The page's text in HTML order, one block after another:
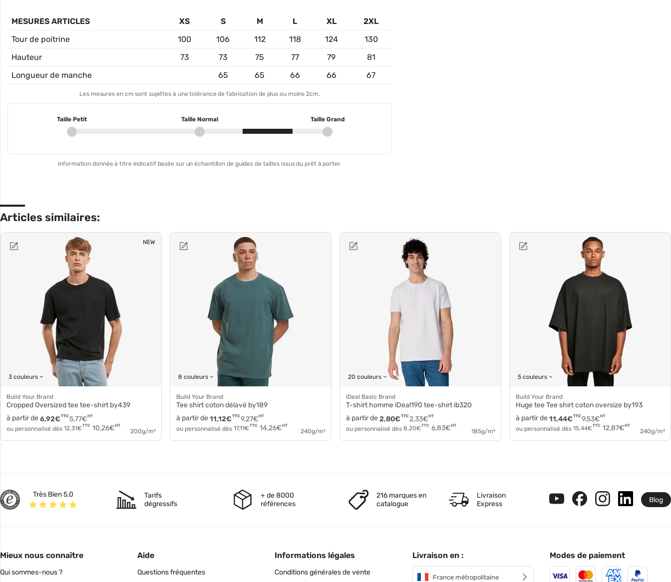
MESURES ARTICLES XS S M L XL
2XL
Tour de poitrine
100 106 112 118 124
130
Hauteur
73 73 75 77 79
81
Longueur de manche
65 65 66 66 67
Les mesures en cm sont sujettes à une tolérance de fabrication de plus ou moins 2cm.
Taille Petit Taille Normal Taille Grand
Information donnée à titre indicatif basée sur un échantillon de guides de tailles issus du prêt à porter.
Articles similaires:
NEW
3 couleurs
Build Your Brand
Cropped Oversized tee tee-shirt by439
à partir de
5,77€HT
6,92€ TTC
ou personnalisé dès 12,31€ TTC 10,26€HT
200g/m²
8 couleurs
Build Your Brand
Tee shirt coton délavé by189
à partir de
9,27€HT
11,12€ TTC
ou personnalisé dès 17,11€ TTC 14,26€HT
240g/m²
20 couleurs
iDeal Basic Brand
T-shirt homme iDeal190 tee-shirt ib320
à partir de
2,33€HT
2,80€ TTC
ou personnalisé dès 8,20€ TTC 6,83€HT
185g/m²
5 couleurs
Build Your Brand
Huge tee Tee shirt coton oversize by193
à partir de
9,53€HT
11,44€ TTC
ou personnalisé dès 15,44€ TTC 12,87€HT
240g/m²
Très Bien 5,0
Tarifs
dégressifs
+ de 8000
références
216 marques en
catalogue
Livraison
Express
Blog
Mieux nous connaître
Qui sommes-nous ?
Aide
Questions fréquentes
Informations légales
Conditions générales de vente
Livraison en :
France métropolitaine
Modes de paiement